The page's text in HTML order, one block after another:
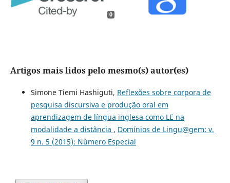
0
Artigos mais lidos pelo mesmo(s) autor(es)
Simone Tiemi Hashiguti, Reflexões sobre corpora de
pesquisa discursiva e produção oral em
aprendizagem de língua inglesa como LE na
modalidade a distância , Domínios de Lingu@gem: v.
9 n. 5 (2015): Número Especial